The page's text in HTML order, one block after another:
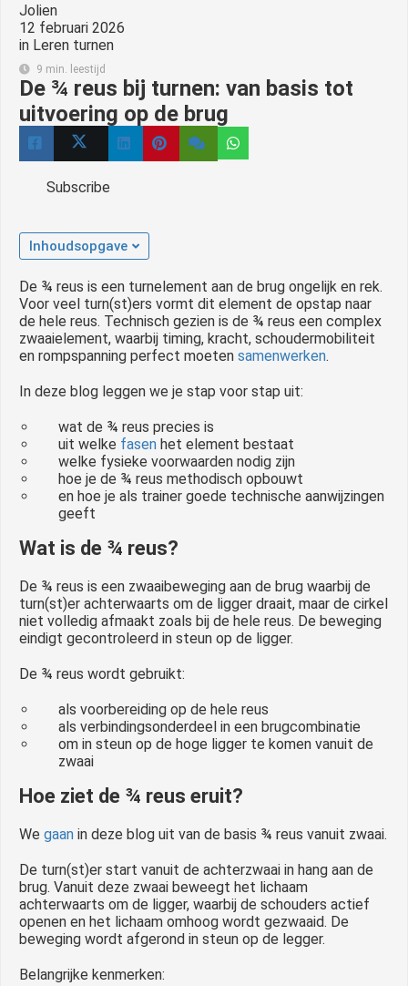
Jolien
12 februari 2026
in Leren turnen
9 min. leestijd
De ¾ reus bij turnen: van basis tot
uitvoering op de brug
Subscribe
Inhoudsopgave
De ¾ reus is een turnelement aan de brug ongelijk en rek.
Voor veel turn(st)ers vormt dit element de opstap naar
de hele reus. Technisch gezien is de ¾ reus een complex
zwaaielement, waarbij timing, kracht, schoudermobiliteit
en rompspanning perfect moeten samenwerken.
In deze blog leggen we je stap voor stap uit:
wat de ¾ reus precies is
uit welke fasen het element bestaat
welke fysieke voorwaarden nodig zijn
hoe je de ¾ reus methodisch opbouwt
en hoe je als trainer goede technische aanwijzingen
geeft
Wat is de ¾ reus?
De ¾ reus is een zwaaibeweging aan de brug waarbij de
turn(st)er achterwaarts om de ligger draait, maar de cirkel
niet volledig afmaakt zoals bij de hele reus. De beweging
eindigt gecontroleerd in steun op de ligger.
De ¾ reus wordt gebruikt:
als voorbereiding op de hele reus
als verbindingsonderdeel in een brugcombinatie
om in steun op de hoge ligger te komen vanuit de
zwaai
Hoe ziet de ¾ reus eruit?
We gaan in deze blog uit van de basis ¾ reus vanuit zwaai.
De turn(st)er start vanuit de achterzwaai in hang aan de
brug. Vanuit deze zwaai beweegt het lichaam
achterwaarts om de ligger, waarbij de schouders actief
openen en het lichaam omhoog wordt gezwaaid. De
beweging wordt afgerond in steun op de legger.
Belangrijke kenmerken: